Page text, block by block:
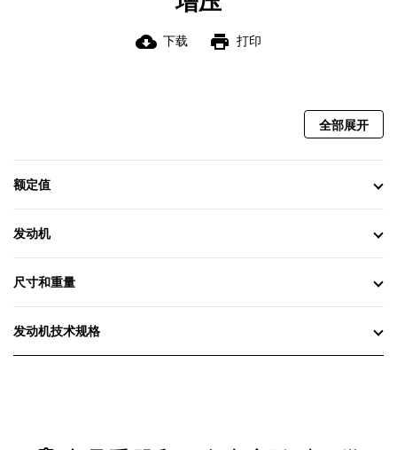
cloud_download 下载 print 打印
全部展开
额定值
发动机
尺寸和重量
发动机技术规格